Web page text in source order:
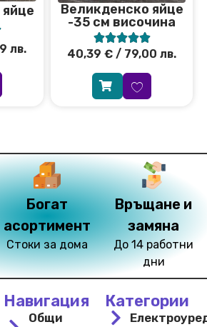
лв.
Великденско яйце
-35 см височина

40,39 € / 79,00 лв.
Богат
асортимент
Стоки за дома
Връщане и
замяна
До 14 работни
дни
Навигация
Общи
Категории